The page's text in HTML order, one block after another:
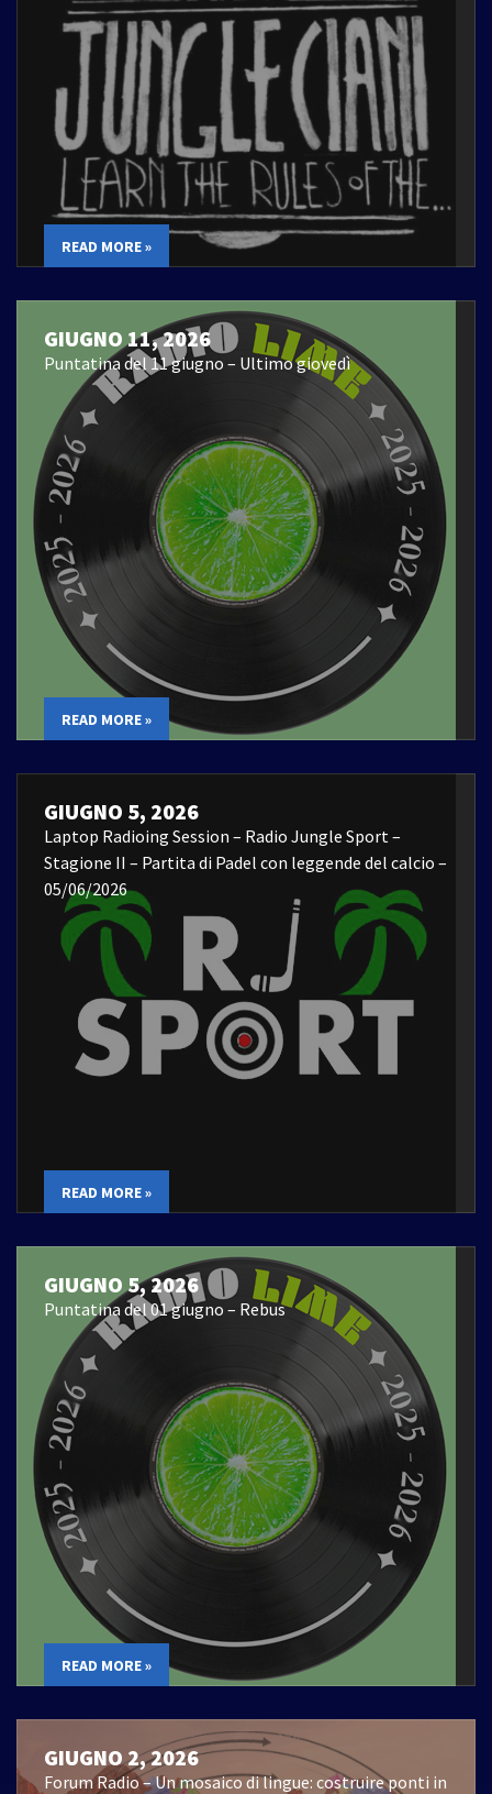
READ MORE »
GIUGNO 11, 2026
Puntatina del 11 giugno – Ultimo giovedì
READ MORE »
GIUGNO 5, 2026
Laptop Radioing Session – Radio Jungle Sport –
Stagione II – Partita di Padel con leggende del calcio –
05/06/2026
READ MORE »
GIUGNO 5, 2026
Puntatina del 01 giugno – Rebus
READ MORE »
GIUGNO 2, 2026
Forum Radio – Un mosaico di lingue: costruire ponti in